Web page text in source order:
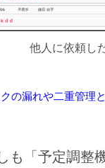
他人に依頼し
の漏れや二重管理
も「予定調整